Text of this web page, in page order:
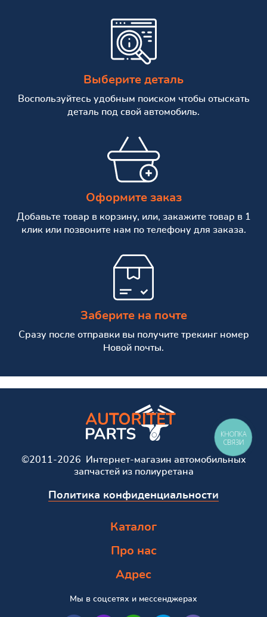
Выберите деталь
Воспользуйтесь удобным поиском чтобы отыскать
деталь под свой автомобиль.
Оформите заказ
Добавьте товар в корзину, или, закажите товар в 1
клик или позвоните нам по телефону для заказа.
Заберите на почте
Сразу после отправки вы получите трекинг номер
Новой почты.
©2011-2026 Интернет-магазин автомобильных
запчастей из полиуретана
Политика конфиденциальности
Каталог
Про нас
Адрес
Мы в соцсетях и мессенджерах
КНОПКА
СВЯЗИ